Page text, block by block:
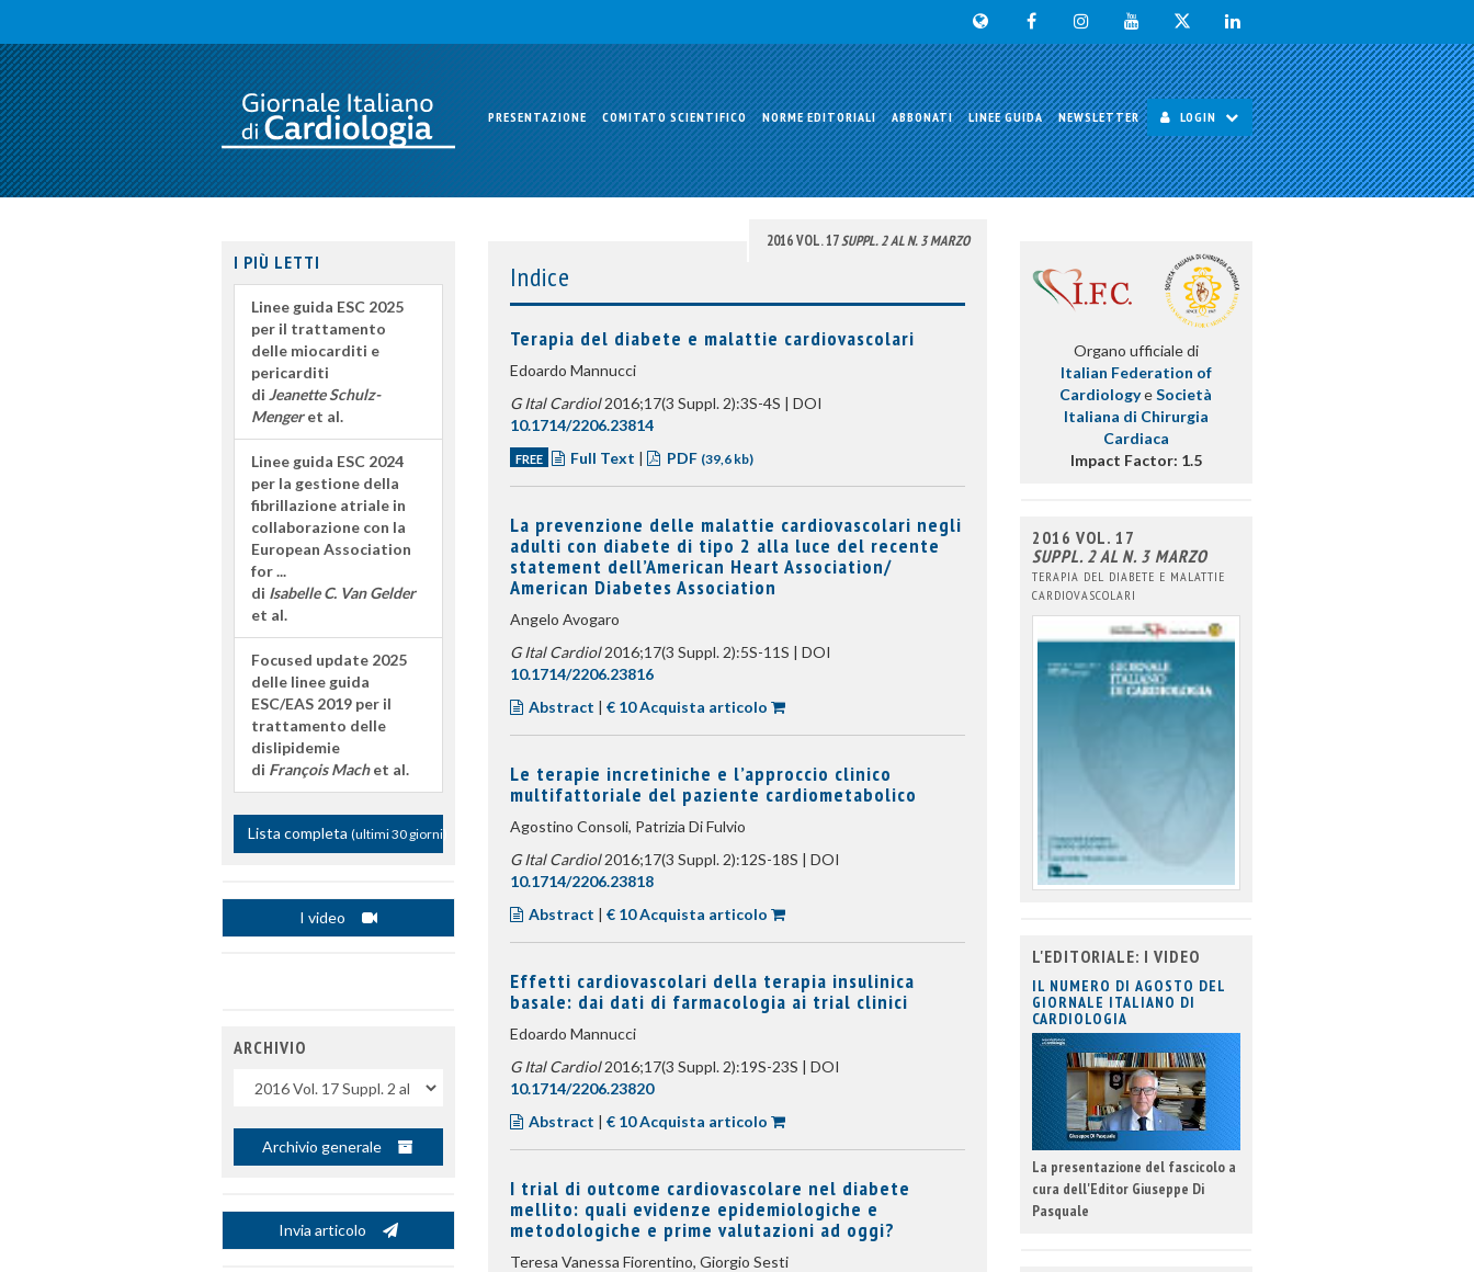
PRESENTAZIONE COMITATO SCIENTIFICO NORME EDITORIALI ABBONATI LINEE GUIDA NEWSLETTER LOGIN
2016 VOL. 17SUPPL. 2 AL N. 3 MARZO
Indice
Terapia del diabete e malattie cardiovascolari
Edoardo Mannucci
G Ital Cardiol2016;17(3 Suppl. 2):3S-4S | DOI
10.1714/2206.23814
FREE Full Text | PDF (39,6 kb)
La prevenzione delle malattie cardiovascolari negli
adulti con diabete di tipo 2 alla luce del recente
statement dell’American Heart Association/
American Diabetes Association
Angelo Avogaro
G Ital Cardiol2016;17(3 Suppl. 2):5S-11S | DOI
10.1714/2206.23816
Abstract | € 10 Acquista articolo
Le terapie incretiniche e l’approccio clinico
multifattoriale del paziente cardiometabolico
Agostino Consoli, Patrizia Di Fulvio
G Ital Cardiol2016;17(3 Suppl. 2):12S-18S | DOI
10.1714/2206.23818
Abstract | € 10 Acquista articolo
Effetti cardiovascolari della terapia insulinica
basale: dai dati di farmacologia ai trial clinici
Edoardo Mannucci
G Ital Cardiol2016;17(3 Suppl. 2):19S-23S | DOI
10.1714/2206.23820
Abstract | € 10 Acquista articolo
I trial di outcome cardiovascolare nel diabete
mellito: quali evidenze epidemiologiche e
metodologiche e prime valutazioni ad oggi?
Teresa Vanessa Fiorentino, Giorgio Sesti
I PIÙ LETTI
Linee guida ESC 2025
per il trattamento
delle miocarditi e
pericarditi
di Jeanette Schulz-
Mengeret al.
Linee guida ESC 2024
per la gestione della
fibrillazione atriale in
collaborazione con la
European Association
for ...
di Isabelle C. Van Gelder
et al.
Focused update 2025
delle linee guida
ESC/EAS 2019 per il
trattamento delle
dislipidemie
di François Machet al.
Lista completa (ultimi 30 giorni)
I video
ARCHIVIO
Archivio generale
Invia articolo
Organo ufficiale di
Italian Federation of
CardiologyeSocietà
Italiana di Chirurgia
Cardiaca
Impact Factor: 1.5
2016 VOL. 17
SUPPL. 2 AL N. 3 MARZO
TERAPIA DEL DIABETE E MALATTIE
CARDIOVASCOLARI
L'EDITORIALE: I VIDEO
IL NUMERO DI AGOSTO DEL
GIORNALE ITALIANO DI
CARDIOLOGIA
La presentazione del fascicolo a
cura dell'Editor Giuseppe Di
Pasquale